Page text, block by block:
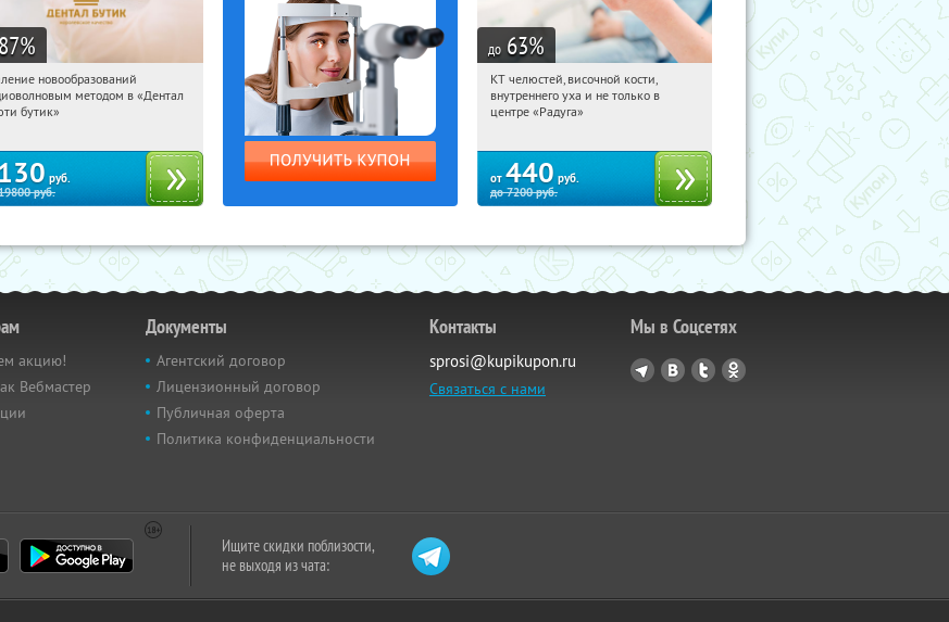
87%
10:43:36 Купили:
новообразований
методом в «Дентал
бутик»
руб.
руб.
до 63%
10:43:36 Купили:
Зябликово
КТ челюстей, височной кости,
внутреннего уха и не только в
центре «Радуга»
от 440 руб.
до7200руб.
акцию!
Вебмастер
Документы
Агентский договор
Лицензионный договор
Публичная оферта
Политика конфиденциальности
Контакты
sprosi@kupikupon.ru
Связаться с нами
Мы в Соцсетях
Ищите скидки поблизости,
не выходя из чата: